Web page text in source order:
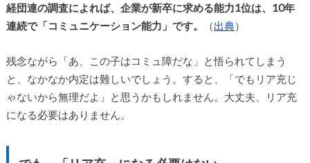
経団連の調査によれば、企業が新卒に求める能力1位は、10年
連続で「コミュニケーション能力」です。
（出典）
残念ながら「あ、この子はコミュ障だな」と悟られてしまう
と、なかなか内定は難しいでしょう。すると、「でもリア充じ
ゃないから無理だよ」と思うかもしれません。大丈夫、リア充
になる必要はありません。